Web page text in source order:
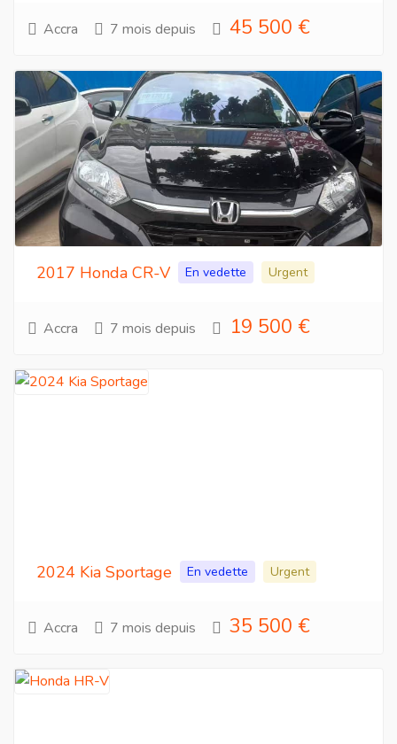
Accra 7 mois depuis 45 500 €
2017 Honda CR-V En vedette Urgent
Accra 7 mois depuis 19 500 €
2024 Kia Sportage En vedette Urgent
Accra 7 mois depuis 35 500 €